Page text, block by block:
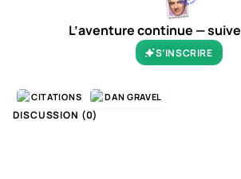
L’aventure continue —
S’INSCRIRE
CITATIONS DAN GRAVEL
DISCUSSION (0)